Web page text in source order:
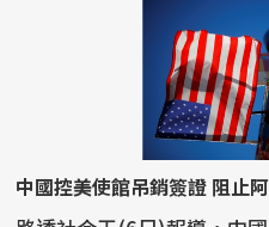
中國控美使館吊銷簽證 阻止